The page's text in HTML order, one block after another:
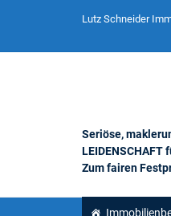
Lutz Schneider
Seriöse,
Zum fairen